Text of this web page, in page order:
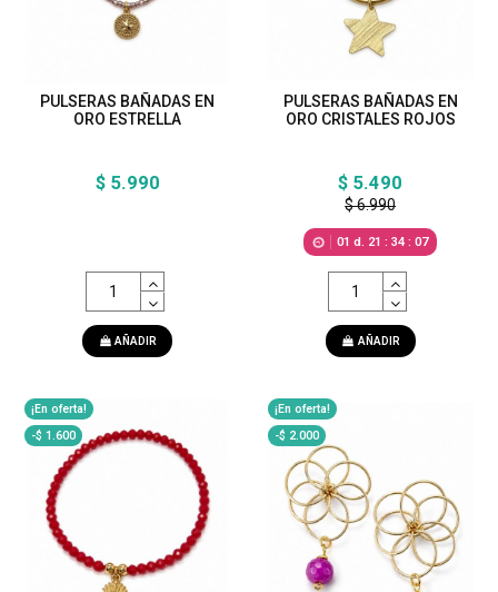
PULSERAS BAÑADAS EN
ORO ESTRELLA
$ 5.990
AÑADIR
PULSERAS BAÑADAS EN
ORO CRISTALES ROJOS
$ 5.490
$ 6.990
01 d. 21 : 34: 05
AÑADIR
¡En oferta!
-$ 1.600
¡En oferta!
-$ 2.000